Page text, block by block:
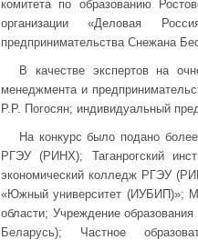
комитета по образованию
организации «Деловая
предпринимательства Снежана
В качестве экспертов на
менеджмента и
Р.Р. Погосян; индивидуальный
На конкурс было подано
РГЭУ (РИНХ); Таганрогский
экономический колледж РГЭУ
«Южный университет (ИУБИП)»;
области; Учреждение
Беларусь); Частное